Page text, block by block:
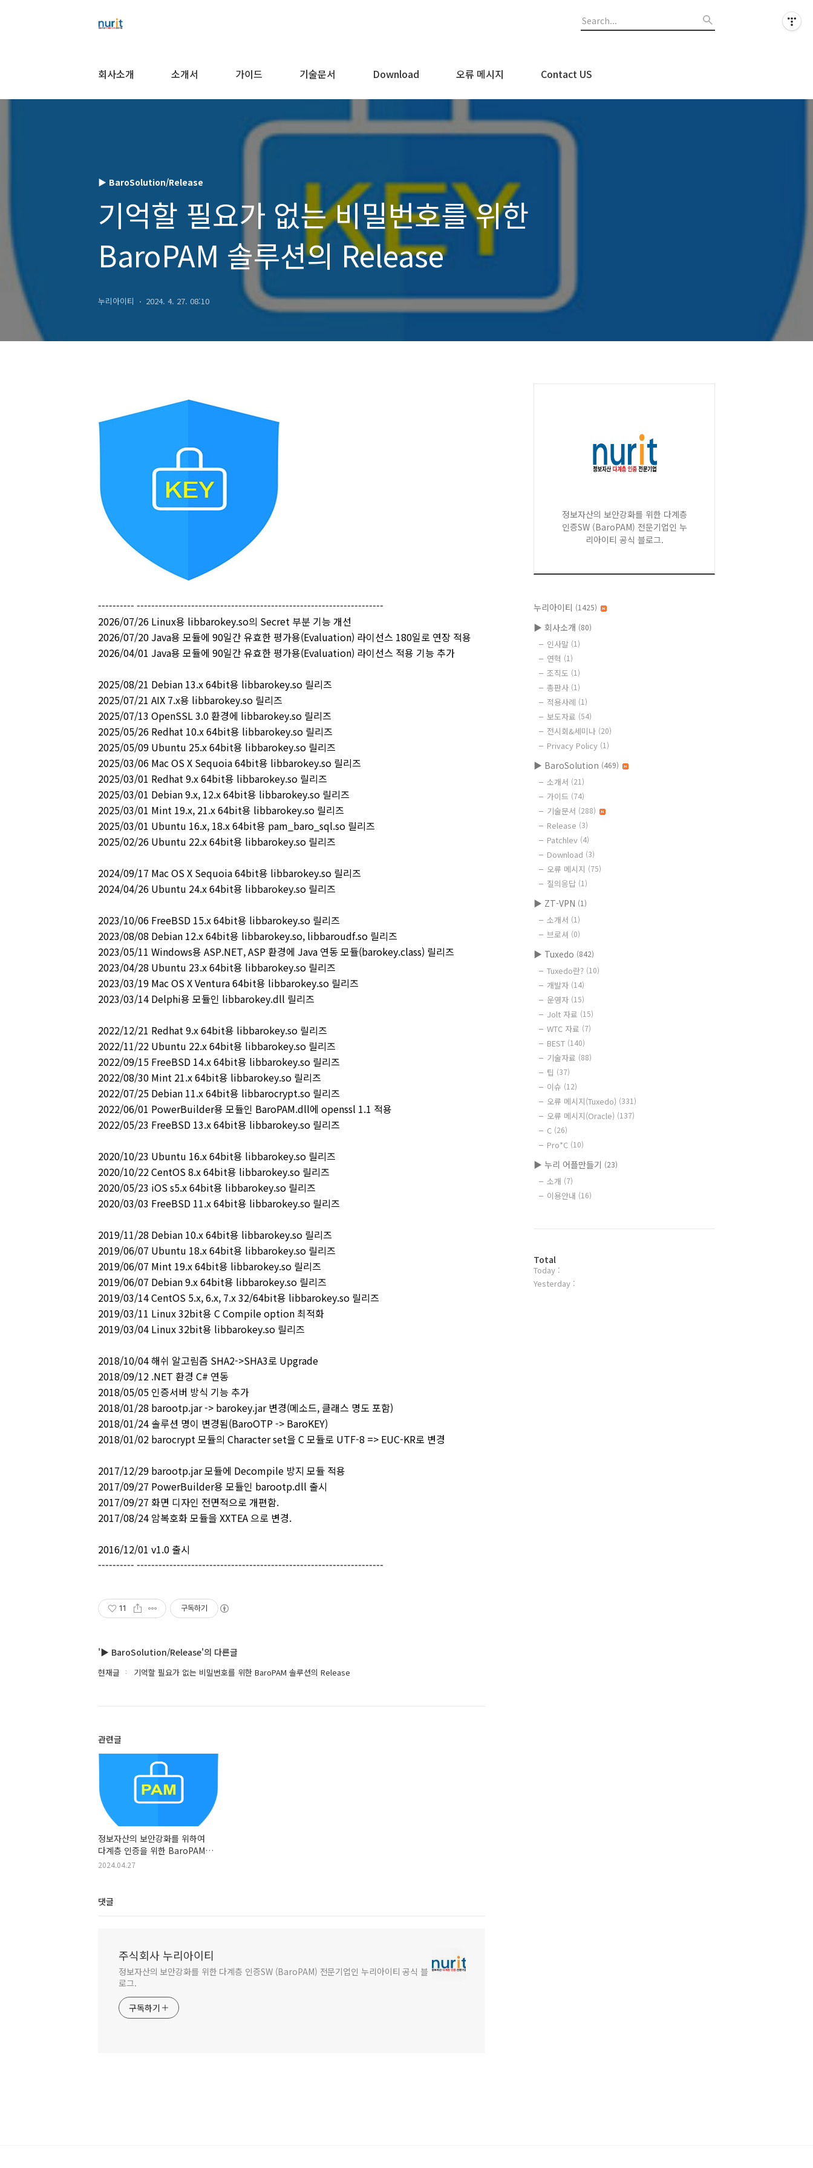
회사소개 소개서 가이드 기술문서 Download 오류 메시지 Contact US
▶ BaroSolution/Release
기억할 필요가 없는 비밀번호를 위한
BaroPAM 솔루션의 Release
누리아이티 2024. 4. 27. 08:10
---------- --------------------------------------------------------------------
2026/07/26 Linux용 libbarokey.so의 Secret 부분 기능 개선
2026/07/20 Java용 모듈에 90일간 유효한 평가용(Evaluation) 라이선스 180일로 연장 적용
2026/04/01 Java용 모듈에 90일간 유효한 평가용(Evaluation) 라이선스 적용 기능 추가
2025/08/21 Debian 13.x 64bit용 libbarokey.so 릴리즈
2025/07/21 AIX 7.x용 libbarokey.so 릴리즈
2025/07/13 OpenSSL 3.0 환경에 libbarokey.so 릴리즈
2025/05/26 Redhat 10.x 64bit용 libbarokey.so 릴리즈
2025/05/09 Ubuntu 25.x 64bit용 libbarokey.so 릴리즈
2025/03/06 Mac OS X Sequoia 64bit용 libbarokey.so 릴리즈
2025/03/01 Redhat 9.x 64bit용 libbarokey.so 릴리즈
2025/03/01 Debian 9.x, 12.x 64bit용 libbarokey.so 릴리즈
2025/03/01 Mint 19.x, 21.x 64bit용 libbarokey.so 릴리즈
2025/03/01 Ubuntu 16.x, 18.x 64bit용 pam_baro_sql.so 릴리즈
2025/02/26 Ubuntu 22.x 64bit용 libbarokey.so 릴리즈
2024/09/17 Mac OS X Sequoia 64bit용 libbarokey.so 릴리즈
2024/04/26 Ubuntu 24.x 64bit용 libbarokey.so 릴리즈
2023/10/06 FreeBSD 15.x 64bit용 libbarokey.so 릴리즈
2023/08/08 Debian 12.x 64bit용 libbarokey.so, libbaroudf.so 릴리즈
2023/05/11 Windows용 ASP.NET, ASP 환경에 Java 연동 모듈(barokey.class) 릴리즈
2023/04/28 Ubuntu 23.x 64bit용 libbarokey.so 릴리즈
2023/03/19 Mac OS X Ventura 64bit용 libbarokey.so 릴리즈
2023/03/14 Delphi용 모듈인 libbarokey.dll 릴리즈
2022/12/21 Redhat 9.x 64bit용 libbarokey.so 릴리즈
2022/11/22 Ubuntu 22.x 64bit용 libbarokey.so 릴리즈
2022/09/15 FreeBSD 14.x 64bit용 libbarokey.so 릴리즈
2022/08/30 Mint 21.x 64bit용 libbarokey.so 릴리즈
2022/07/25 Debian 11.x 64bit용 libbarocrypt.so 릴리즈
2022/06/01 PowerBuilder용 모듈인 BaroPAM.dll에 openssl 1.1 적용
2022/05/23 FreeBSD 13.x 64bit용 libbarokey.so 릴리즈
2020/10/23 Ubuntu 16.x 64bit용 libbarokey.so 릴리즈
2020/10/22 CentOS 8.x 64bit용 libbarokey.so 릴리즈
2020/05/23 iOS s5.x 64bit용 libbarokey.so 릴리즈
2020/03/03 FreeBSD 11.x 64bit용 libbarokey.so 릴리즈
2019/11/28 Debian 10.x 64bit용 libbarokey.so 릴리즈
2019/06/07 Ubuntu 18.x 64bit용 libbarokey.so 릴리즈
2019/06/07 Mint 19.x 64bit용 libbarokey.so 릴리즈
2019/06/07 Debian 9.x 64bit용 libbarokey.so 릴리즈
2019/03/14 CentOS 5.x, 6.x, 7.x 32/64bit용 libbarokey.so 릴리즈
2019/03/11 Linux 32bit용 C Compile option 최적화
2019/03/04 Linux 32bit용 libbarokey.so 릴리즈
2018/10/04 해쉬 알고림즘 SHA2->SHA3로 Upgrade
2018/09/12 .NET 환경 C# 연동
2018/05/05 인증서버 방식 기능 추가
2018/01/28 barootp.jar -> barokey.jar 변경(메소드, 클래스 명도 포함)
2018/01/24 솔루션 명이 변경됨(BaroOTP -> BaroKEY)
2018/01/02 barocrypt 모듈의 Character set을 C 모듈로 UTF-8 => EUC-KR로 변경
2017/12/29 barootp.jar 모듈에 Decompile 방지 모듈 적용
2017/09/27 PowerBuilder용 모듈인 barootp.dll 출시
2017/09/27 화면 디자인 전면적으로 개편함.
2017/08/24 암복호화 모듈을 XXTEA 으로 변경.
2016/12/01 v1.0 출시
---------- --------------------------------------------------------------------
11 구독하기
'▶ BaroSolution/Release'의 다른글
현재글 기억할 필요가 없는 비밀번호를 위한 BaroPAM 솔루션의 Release
관련글
정보자산의 보안강화를 위하여
다계층 인증을 위한 BaroPAM
솔루션의 Release
2024.04.27
댓글
주식회사 누리아이티
정보자산의 보안강화를 위한 다계층 인증SW (BaroPAM) 전문기업인 누리아이티 공식 블
로그.
구독하기
정보자산의 보안강화를 위한 다계층
인증SW (BaroPAM) 전문기업인 누
리아이티 공식 블로그.
누리아이티 (1425)
▶ 회사소개 (80)
인사말 (1)
연혁 (1)
조직도 (1)
총판사 (1)
적용사례 (1)
보도자료 (54)
전시회&세미나 (20)
Privacy Policy (1)
▶ BaroSolution (469)
소개서 (21)
가이드 (74)
기술문서 (288)
Release (3)
Patchlev (4)
Download (3)
오류 메시지 (75)
질의응답 (1)
▶ ZT-VPN (1)
소개서 (1)
브로셔 (0)
▶ Tuxedo (842)
Tuxedo란? (10)
개발자 (14)
운영자 (15)
Jolt 자료 (15)
WTC 자료 (7)
BEST (140)
기술자료 (88)
팁 (37)
이슈 (12)
오류 메시지(Tuxedo) (331)
오류 메시지(Oracle) (137)
C (26)
Pro*C (10)
▶ 누리 어플만들기 (23)
소개 (7)
이용안내 (16)
방
문
자
Total
Today :
Yesterday :